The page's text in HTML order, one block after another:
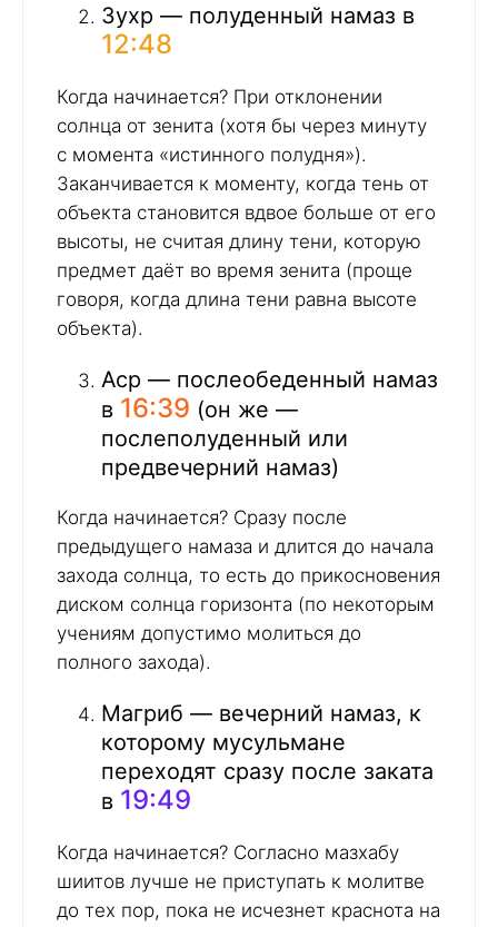
Зухр — полуденный намаз в
12:48
Когда начинается? При отклонении
солнца от зенита (хотя бы через минуту
с момента «истинного полудня»).
Заканчивается к моменту, когда тень от
объекта становится вдвое больше от его
высоты, не считая длину тени, которую
предмет даёт во время зенита (проще
говоря, когда длина тени равна высоте
объекта).
Аср — послеобеденный намаз
в 16:39 (он же —
послеполуденный или
предвечерний намаз)
Когда начинается? Сразу после
предыдущего намаза и длится до начала
захода солнца, то есть до прикосновения
диском солнца горизонта (по некоторым
учениям допустимо молиться до
полного захода).
Магриб — вечерний намаз, к
которому мусульмане
переходят сразу после заката
в 19:49
Когда начинается? Согласно мазхабу
шиитов лучше не приступать к молитве
до тех пор, пока не исчезнет краснота на